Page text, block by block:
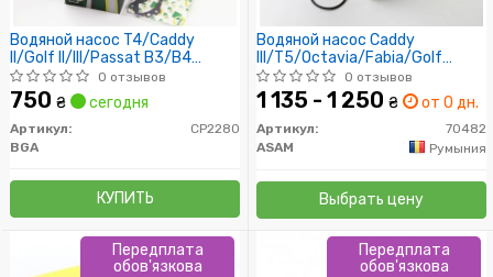
Водяной насос T4/Caddy
II/Golf II/III/Passat B3/B4
1.9D/TD/1.6-2.0 (без корпуса)
0 отзывов
750 ₴ сегодня
Артикул:
CP2280
BGA
КУПИТЬ
Водяной насос Caddy
III/T5/Octavia/Fabia/Golf
V/Passat 1.4/1.9TDI/2.0SDI
0 отзывов
1 135 - 1 250 ₴ от 0 дн.
Артикул:
70482
ASAM
Румыния
Выбрать цену
Передплата
обов'язкова
Передплата
обов'язкова